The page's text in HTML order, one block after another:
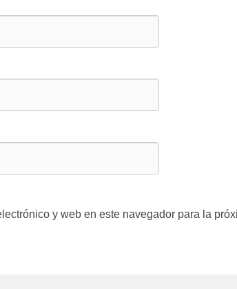
y web en este navegador para la